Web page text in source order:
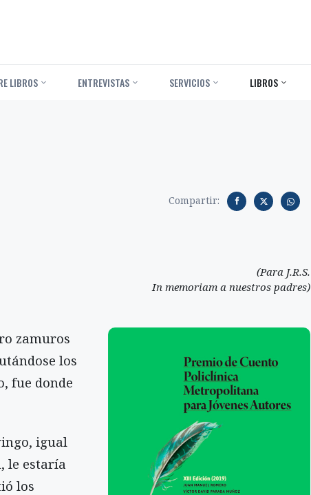
LIBROS ENTREVISTAS SERVICIOS LIBROS
Compartir:
(Para J.R.S.
In memoriam a nuestros padres)
zamuros
los
fue donde
igual
le estaría
los